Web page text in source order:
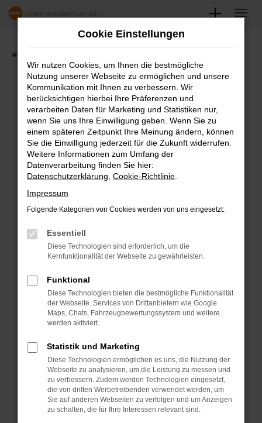
Zum
FAHRZEUGSHOWROOM
Fehler: Network Error
Beim Laden ist ein Fehler aufgetreten.
Hier sind ein paar Tipps, die dir helfen können:
Überprüfe deine Firewall und deine
Laden andere Webseiten, zum Beispiel
deine Suchmaschine?
Manche Erweiterungen, wie Werbeblocker,
können das Laden bestimmter Seiten
verhindern. Funktioniert die Seite in einem
anderen Browser oder in einem privaten
Starte dein Gerät neu.
Das kann manchmal helfen,
vorübergehende Probleme zu beheben.
Stelle sicher, dass dein Browser und dein
Betriebssystem auf dem neuesten Stand
Cookie Einstellungen
Wir nutzen Cookies, um Ihnen die bestmögliche
Nutzung unserer Webseite zu ermöglichen und unsere
Kommunikation mit Ihnen zu verbessern. Wir
berücksichtigen hierbei Ihre Präferenzen und
verarbeiten Daten für Marketing und Statistiken nur,
wenn Sie uns Ihre Einwilligung geben. Wenn Sie zu
einem späteren Zeitpunkt Ihre Meinung ändern, können
Sie die Einwilligung jederzeit für die Zukunft widerrufen.
Weitere Informationen zum Umfang der
Datenverarbeitung finden Sie hier:
Datenschutzerklärung Cookie-Richtlinie
Impressum
Folgende Kategorien von Cookies werden von uns eingesetzt:
Essentiell
Diese Technologien sind erforderlich, um die
Kernfunktionalität der Webseite zu gewährleisten.
Funktional
Diese Technologien bieten die bestmögliche Funktionalität
der Webseite. Services von Drittanbietern wie Google
Maps, Chats, Fahrzeugbewertungssystem und weitere
werden aktiviert.
Statistik und Marketing
Diese Technologien ermöglichen es uns, die Nutzung der
Webseite zu analysieren, um die Leistung zu messen und
zu verbessern. Zudem werden Technologien eingesetzt,
die von dritten Werbetreibenden verwendet werden, um
Sie auf anderen Webseiten zu verfolgen und um Anzeigen
zu schalten, die für Ihre Interessen relevant sind.